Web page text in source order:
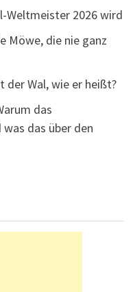
Weltmeister 2026 wird
Möwe, die nie ganz
der Wal, wie er heißt?
das
das über den